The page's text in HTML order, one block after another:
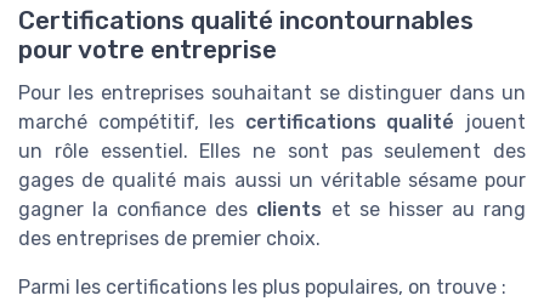
Certifications qualité incontournables
pour votre entreprise
Pour les entreprises souhaitant se distinguer dans un
marché compétitif, les certifications qualité jouent
un rôle essentiel. Elles ne sont pas seulement des
gages de qualité mais aussi un véritable sésame pour
gagner la confiance des clients et se hisser au rang
des entreprises de premier choix.
Parmi les certifications les plus populaires, on trouve :